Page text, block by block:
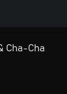
Cha-Cha